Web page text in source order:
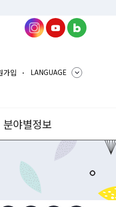
가입 LANGUAGE
분야별정보